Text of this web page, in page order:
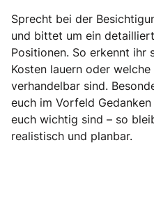
Sprecht bei der
und bittet um ein
Positionen. So erkennt ihr
Kosten lauern oder
verhandelbar sind.
euch im Vorfeld
euch wichtig sind – so
realistisch und planbar.